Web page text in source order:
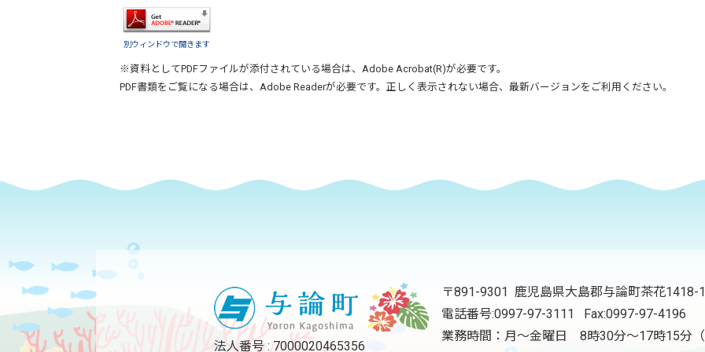
別ウィンドウで開きます
※資料としてPDFファイルが添付されている場合は、 Adobe Acrobat(R)が必要です。
PDF書類をご覧になる場合は、 Adobe Readerが必要です。正しく表示されない場合、最新バージョンをご利用ください。
法人番号 : 7000020465356
〒891-9301 鹿児島県大島郡与論町茶花
電話番号:0997-97-3111
Fax:0997-97-4196
業務時間：月～金曜日 8時30分～17時15分